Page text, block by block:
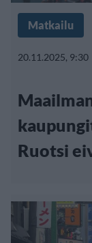
Matkailu
20.11.2025, 9:30
Ruotsi